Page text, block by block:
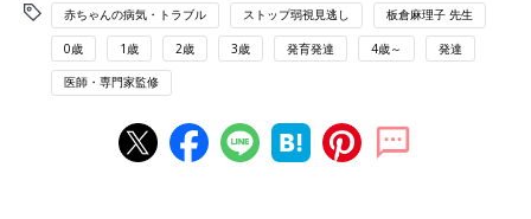
赤ちゃんの病気・トラブル ストップ弱視見逃し 板倉麻理子 先生
0歳 1歳 2歳 3歳 発育発達 4歳～ 発達
医師・専門家監修